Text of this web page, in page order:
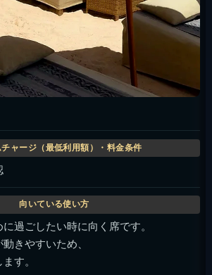
過ごしたい時に向く席です。
きやすいため、
す。